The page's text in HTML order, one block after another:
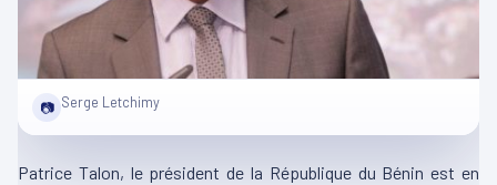
📷 Serge Letchimy
Patrice Talon, le président de la République du Bénin est en